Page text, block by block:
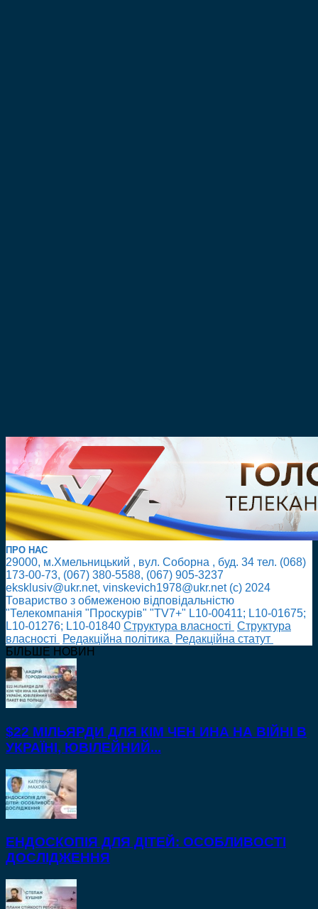
ПРО НАС
29000, м.Хмельницький , вул. Соборна , буд. 34 тел. (068)
173-00-73, (067) 380-5588, (067) 905-3237
eksklusiv@ukr.net, vinskevich1978@ukr.net (с) 2024
Товариство з обмеженою відповідальністю
"Телекомпанія "Проскурів" "TV7+" L10-00411; L10-01675;
L10-01276; L10-01840 Cтруктура власності Cтруктура
власності
Редакційна політика
Редакційна статут
БІЛЬШЕ НОВИН
$22 МІЛЬЯРДИ ДЛЯ КІМ ЧЕН ИНА НА ВІЙНІ В
УКРАЇНІ, ЮВІЛЕЙНИЙ...
ЕНДОСКОПІЯ ДЛЯ ДІТЕЙ: ОСОБЛИВОСТІ
ДОСЛІДЖЕННЯ